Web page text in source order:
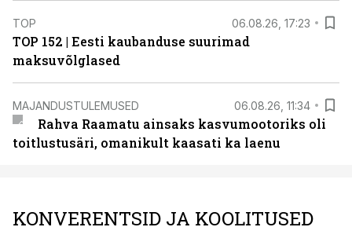
TOP 06.08.26, 17:23
TOP 152 | Eesti kaubanduse suurimad
maksuvõlglased
MAJANDUSTULEMUSED 06.08.26, 11:34
Rahva Raamatu ainsaks kasvumootoriks oli
toitlustusäri, omanikult kaasati ka laenu
KONVERENTSID JA KOOLITUSED